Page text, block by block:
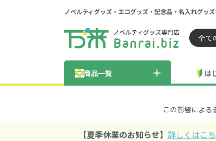
ノベルティグッズ・エコグッズ・記念品・名入れグッ
ノベルティ 専門店 万来
商品一覧 は
見
この影響による
【夏季休業のお知らせ】 詳しくはこ